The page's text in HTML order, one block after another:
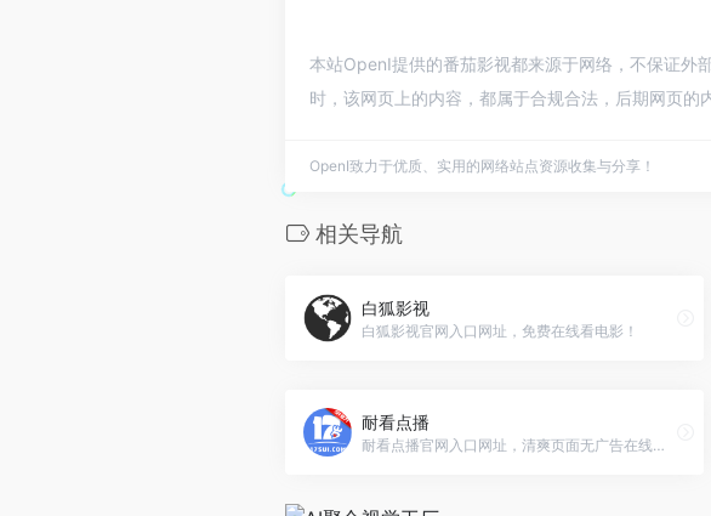
本站OpenI提供的番茄影视都来源于网络，不保证
时，该网页上的内容，都属于合规合法，后期网页的
OpenI致力于优质、实用的网络站点资源收集与分享！
相关导航
白狐影视
白狐影视官网入口网址，免费在线看电影！
耐看点播
耐看点播官网入口网址，清爽页面无广告在线视频